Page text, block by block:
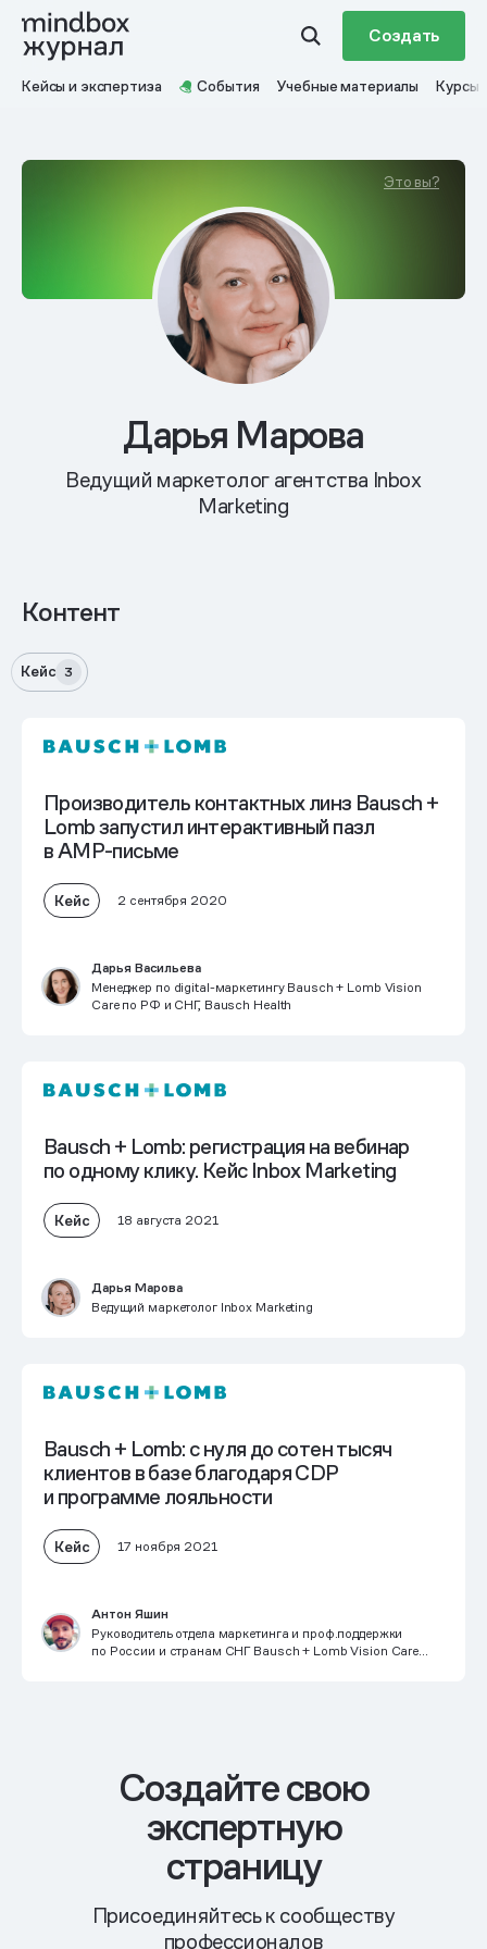
Создать
Кейсы и экспертиза События Учебные материалы Курсы
Это вы?
Дарья Марова
Ведущий маркетолог агентства Inbox
Marketing
Контент
Кейс 3
Производитель контактных линз Bausch +
Lomb запустил интерактивный пазл
в AMP-письме
Кейс 2 сентября 2020
Дарья Васильева
Менеджер по digital-маркетингу Bausch + Lomb Vision
Care по РФ и СНГ, Bausch Health
Bausch + Lomb: регистрация на вебинар
по одному клику. Кейс Inbox Marketing
Кейс 18 августа 2021
Дарья Марова
Ведущий маркетолог Inbox Marketing
Bausch + Lomb: с нуля до сотен тысяч
клиентов в базе благодаря CDP
и программе лояльности
Кейс 17 ноября 2021
Антон Яшин
Руководитель отдела маркетинга и проф.поддержки
по России и странам СНГ Bausch + Lomb Vision Care
Cоздайте свою
экспертную
страницу
Присоединяйтесь к сообществу
профессионалов